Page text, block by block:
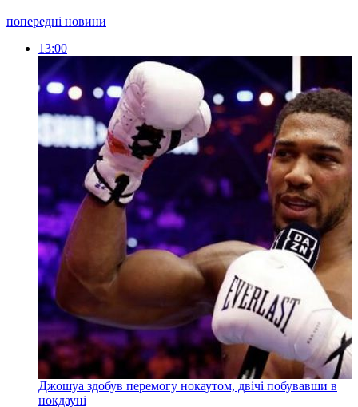
попередні новини
13:00
Джошуа здобув перемогу нокаутом, двічі побувавши в
нокдауні